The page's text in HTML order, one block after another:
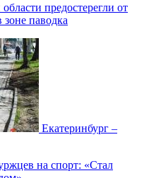
предостерегли от
паводка
Екатеринбург –
на спорт: «Стал